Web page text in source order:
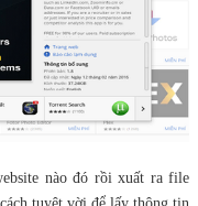
nào đó rồi xuất ra file